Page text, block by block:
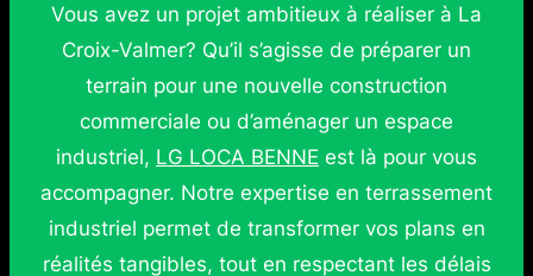
Vous avez un projet ambitieux à réaliser à La
Croix-Valmer? Qu’il s’agisse de préparer un
terrain pour une nouvelle construction
commerciale ou d’aménager un espace
industriel, LG LOCA BENNE est là pour vous
accompagner. Notre expertise en terrassement
industriel permet de transformer vos plans en
réalités tangibles, tout en respectant les délais